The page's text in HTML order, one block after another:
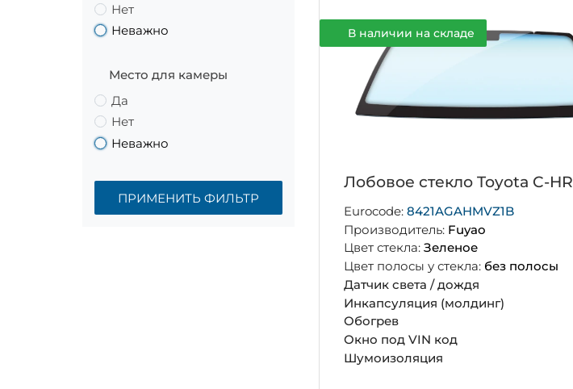
Нет
Неважно
Место для камеры
Да
Нет
Неважно
ПРИМЕНИТЬ ФИЛЬТР
В наличии на складе
Лобовое стекло Toyota C-HR
Eurocode: 8421AGAHMVZ1B
Производитель: Fuyao
Цвет стекла: Зеленое
Цвет полосы у стекла: без полосы
Датчик света / дождя
Инкапсуляция (молдинг)
Обогрев
Окно под VIN код
Шумоизоляция